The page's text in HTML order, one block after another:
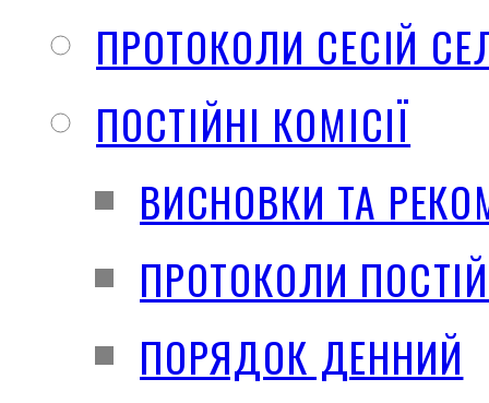
ПРОТОКОЛИ СЕСІЙ
ПОСТІЙНІ КОМІСІЇ
ВИСНОВКИ ТА
ПРОТОКОЛИ
ПОРЯДОК ДЕННИЙ